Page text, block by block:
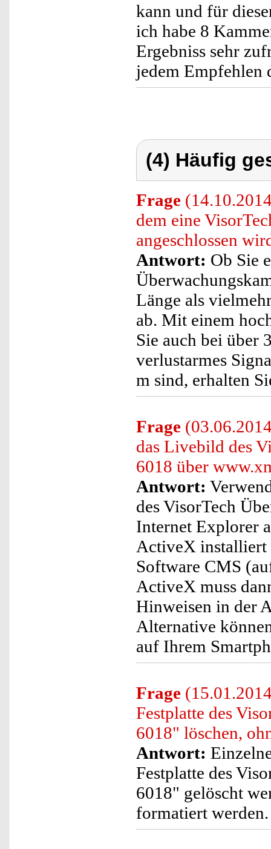
kann und für
ich habe 8
Ergebniss sehr
jedem Empfehlen
(4) Häufig
Frage
dem eine
angeschlossen
Antwort: Ob Sie
Länge als
ab. Mit einem
Sie auch bei über
verlustarmes
m sind, erhalten
Frage
das Livebild des
6018 über
Antwort:
des VisorTech
Internet Explorer
ActiveX installiert
Software CMS
ActiveX muss
Hinweisen in der
Alternative
auf Ihrem
Frage
Festplatte des
6018" löschen,
Antwort:
Festplatte des
6018" gelöscht
formatiert werden.